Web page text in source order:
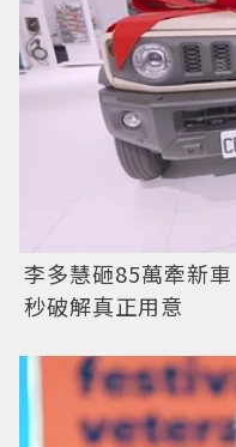
李多慧砸85萬牽新
秒破解真正用意